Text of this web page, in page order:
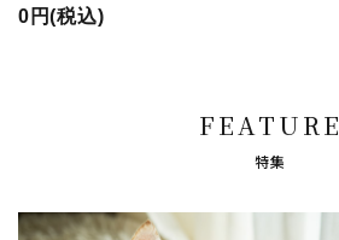
0円(税込)
FEATURE
特集